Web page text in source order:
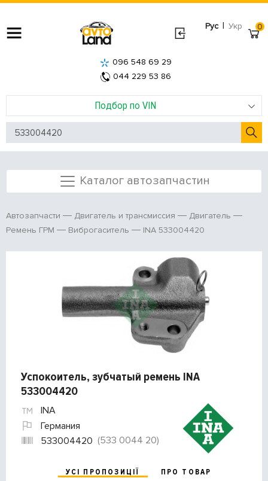
Рус | Укр
Подбор по VIN
096 548 69 29
044 229 53 86
0
Каталог автозапчастин
Автозапчасти Двигатель и трансмиссия
Двигатель
Ремень ГРМ
Виброгаситель INA 533004420
Успокоитель, зубчатый ремень INA
533004420
INA
Германия
533004420 (533 0044 20)
УСІ ПРОПОЗИЦІЇ
ПРО ТОВАР